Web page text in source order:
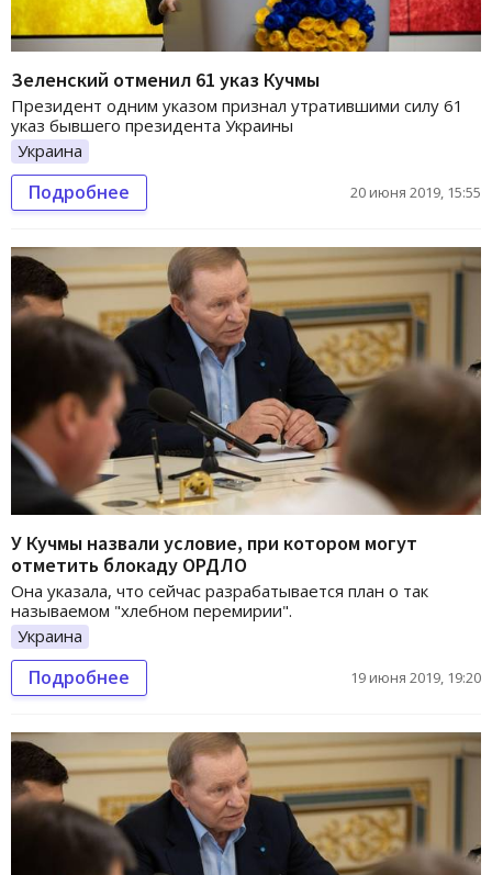
Зеленский отменил 61 указ Кучмы
Президент одним указом признал утратившими силу 61
указ бывшего президента Украины
Украина
Подробнее 20 июня 2019, 15:55
У Кучмы назвали условие, при котором могут
отметить блокаду ОРДЛО
Она указала, что сейчас разрабатывается план о так
называемом "хлебном перемирии".
Украина
Подробнее 19 июня 2019, 19:20